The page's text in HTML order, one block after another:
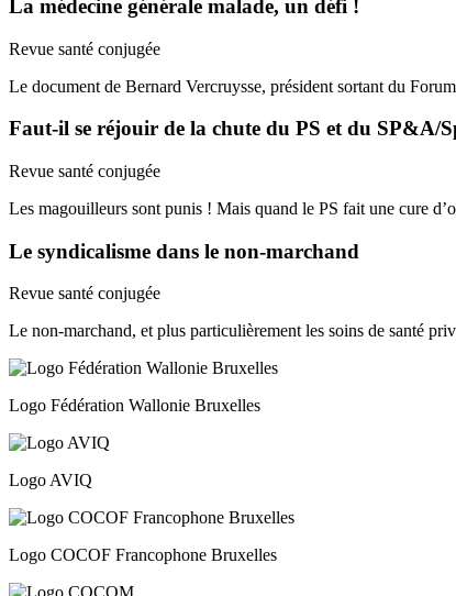
La médecine générale malade, un défi !
Revue santé conjugée
Le document de Bernard Vercruysse, président sortant du
Faut-il se réjouir de la chute du PS et du SP&A/
Revue santé conjugée
Les magouilleurs sont punis ! Mais quand le PS fait une cure
Le syndicalisme dans le non-marchand
Revue santé conjugée
Le non-marchand, et plus particulièrement les soins de santé
Logo Fédération Wallonie Bruxelles
Logo AVIQ
Logo COCOF Francophone Bruxelles